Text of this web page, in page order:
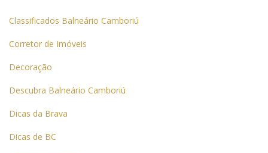
Classificados Balneário Camboriú
Corretor de Imóveis
Decoração
Descubra Balneário Camboriú
Dicas da Brava
Dicas de BC